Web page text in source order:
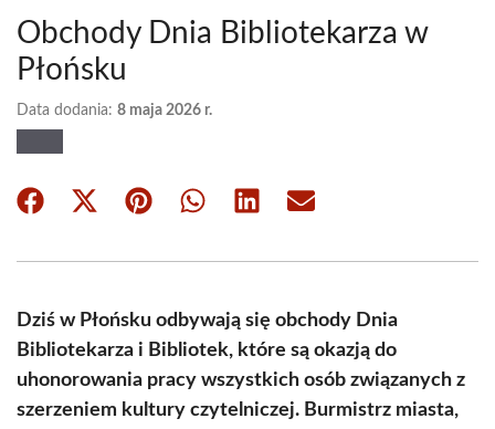
Obchody Dnia Bibliotekarza w
Płońsku
Data dodania: 8 maja 2026 r.
Share
Share
(Twitter)
Share Share Share Share
Dziś w Płońsku odbywają się obchody Dnia
Bibliotekarza i Bibliotek, które są okazją do
uhonorowania pracy wszystkich osób związanych z
szerzeniem kultury czytelniczej. Burmistrz miasta,